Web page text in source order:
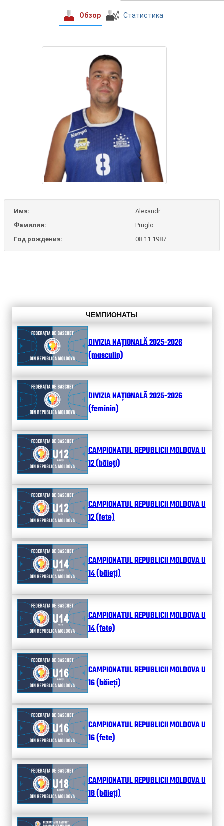
Обзор Статистика
Имя:
Alexandr
Фамилия:
Pruglo
Год рождения:
08.11.1987
ЧЕМПИОНАТЫ
DIVIZIA NAȚIONALĂ 2025-2026
(masculin)
DIVIZIA NAȚIONALĂ 2025-2026
(feminin)
CAMPIONATUL REPUBLICII MOLDOVA U
12 (băieți)
CAMPIONATUL REPUBLICII MOLDOVA U
12 (fete)
CAMPIONATUL REPUBLICII MOLDOVA U
14 (băieți)
CAMPIONATUL REPUBLICII MOLDOVA U
14 (fete)
CAMPIONATUL REPUBLICII MOLDOVA U
16 (băieți)
CAMPIONATUL REPUBLICII MOLDOVA U
16 (fete)
CAMPIONATUL REPUBLICII MOLDOVA U
18 (băieți)